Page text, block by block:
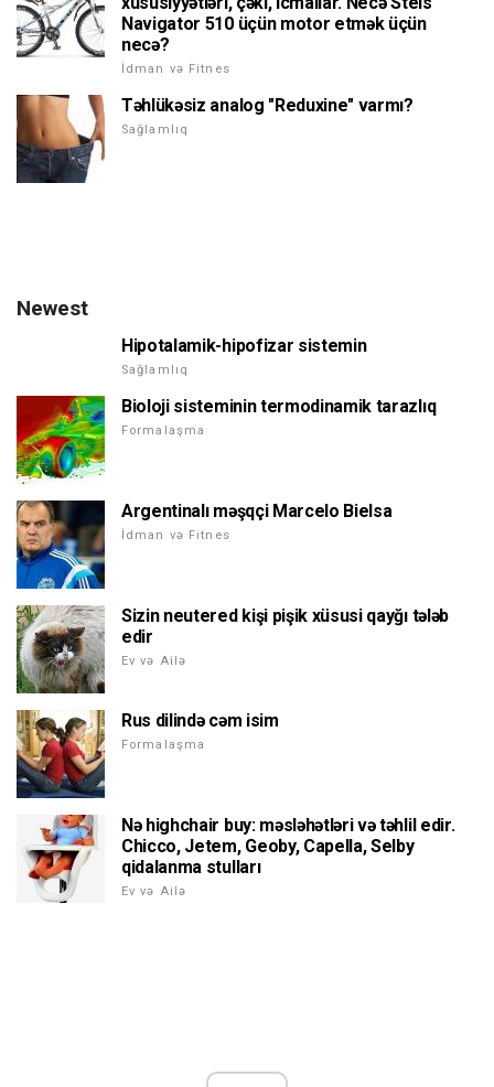
Navigator 510 üçün motor etmək üçün
necə?
İdman və Fitnes
Təhlükəsiz analog "Reduxine" varmı?
Sağlamlıq
Newest
Hipotalamik-hipofizar sistemin
Sağlamlıq
Bioloji sisteminin termodinamik tarazlıq
Formalaşma
Argentinalı məşqçi Marcelo Bielsa
İdman və Fitnes
Sizin neutered kişi pişik xüsusi qayğı tələb
edir
Ev və Ailə
Rus dilində cəm isim
Formalaşma
Nə highchair buy: məsləhətləri və təhlil edir.
Chicco, Jetem, Geoby, Capella, Selby
qidalanma stulları
Ev və Ailə